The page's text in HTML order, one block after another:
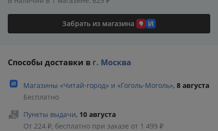
Забрать из магазина
Способы доставки в г. Москва
Магазины «Читай‑город» и «Гоголь‑Моголь», 8 августа
Бесплатно
Пункты выдачи, 10 августа
От 224 ₽, бесплатно при заказе от 1 499 ₽